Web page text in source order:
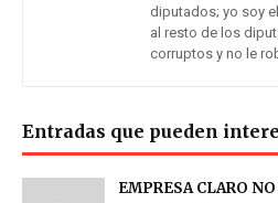
diputados; yo soy
al resto de los
corruptos y no le
Entradas que pueden
EMPRESA CLARO